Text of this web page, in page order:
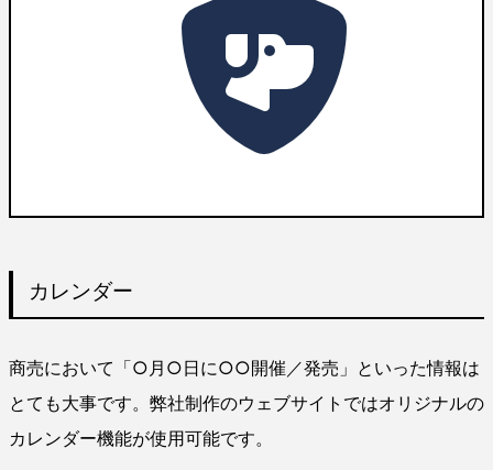
カレンダー
商売において「○月○日に○○開催／発売」といった情報は
とても大事です。弊社制作のウェブサイトではオリジナルの
カレンダー機能が使用可能です。